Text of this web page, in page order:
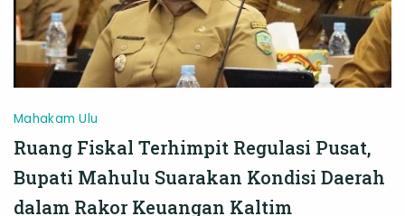
Mahakam Ulu
Ruang Fiskal Terhimpit Regulasi Pusat,
Bupati Mahulu Suarakan Kondisi Daerah
dalam Rakor Keuangan Kaltim